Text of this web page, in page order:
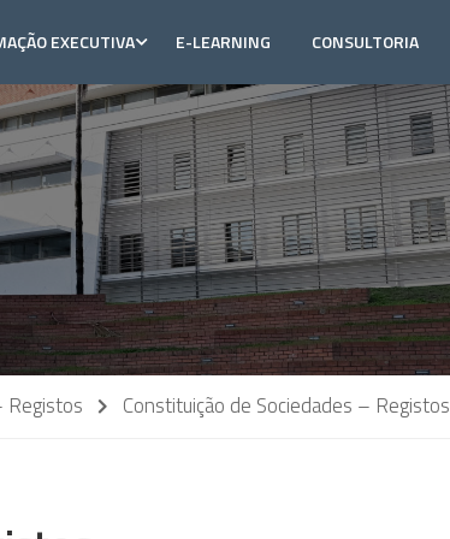
EXECUTIVA E-LEARNING CONSULTORIA
Registos Constituição de Sociedades – Registos